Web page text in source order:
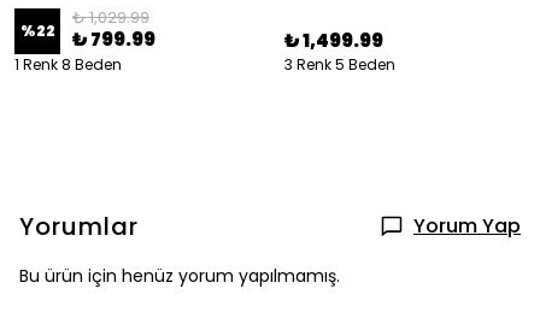
%22
₺ 1,029.99
₺ 799.99
1 Renk 8 Beden
₺ 1,499.99
3 Renk 5 Beden
Yorumlar Yorum Yap
Bu ürün için henüz yorum yapılmamış.